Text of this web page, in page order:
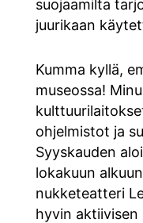
suojaamilta
juurikaan
Kumma kyllä,
museossa!
ohjelmistot ja
Syyskauden
lokakuun
nukketeatteri
hyvin aktiivisen